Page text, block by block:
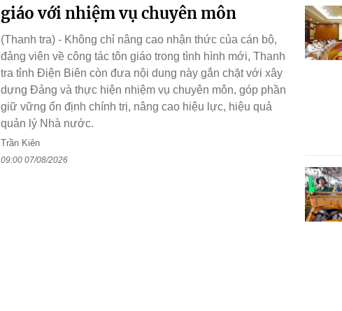
giáo với nhiệm vụ chuyên môn
(Thanh tra) - Không chỉ nâng cao nhận thức của cán bộ,
đảng viên về công tác tôn giáo trong tình hình mới, Thanh
tra tỉnh Điện Biên còn đưa nội dung này gắn chặt với xây
dựng Đảng và thực hiện nhiệm vụ chuyên môn, góp phần
giữ vững ổn định chính trị, nâng cao hiệu lực, hiệu quả
quản lý Nhà nước.
Trần Kiên
09:00 07/08/2026